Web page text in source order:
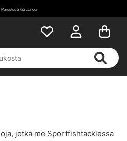
jotka me Sportfishtacklessa